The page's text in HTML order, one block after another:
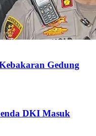
Gedung
DKI Masuk